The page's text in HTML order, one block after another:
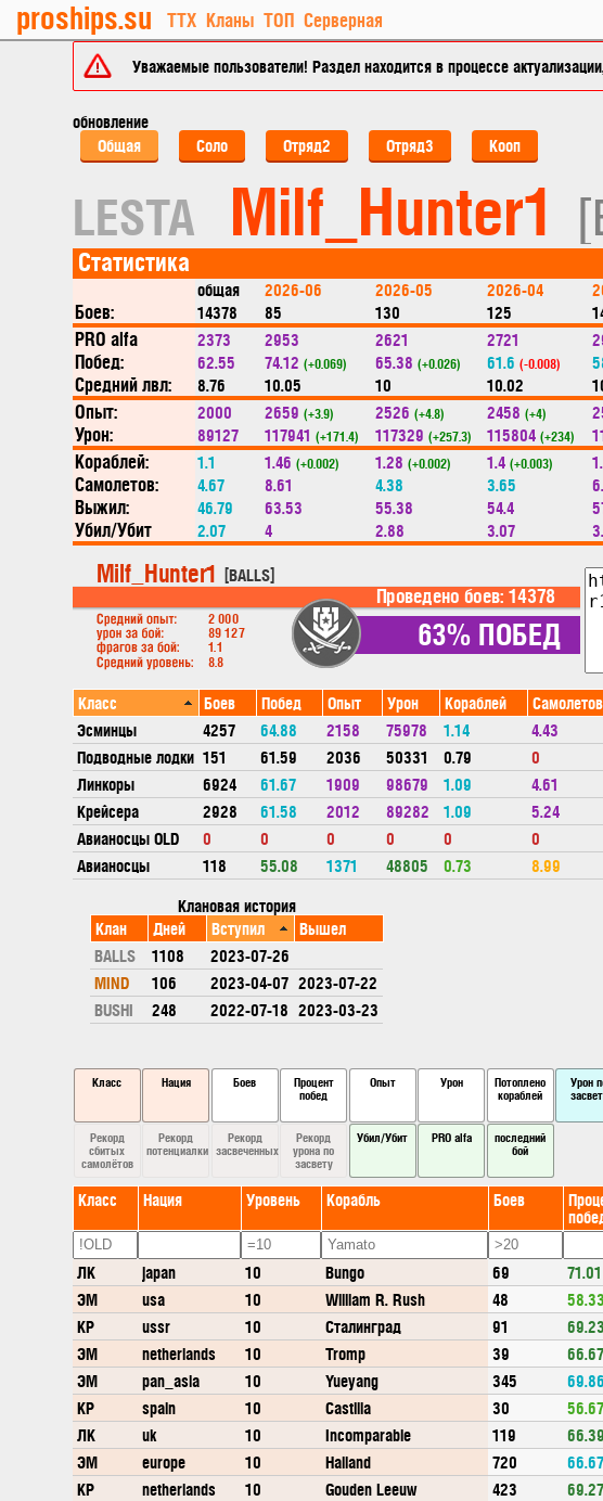
proships.su ТТХ Кланы ТОП Серверная
Уважаемые пользователи! Раздел находится в процессе
обновление
Общая
Соло Отряд2 Отряд3 Кооп
LESTA Milf_Hunter1
Статистика
общая 2026-06 2026-05 2026-04
Боев: 14378 85 130 125
PRO alfa 2373 2953 2621 2721
Побед: 62.55 74.12 (+0.069) 65.38 (+0.026) 61.6 (-0.008)
Средний лвл: 8.76 10.05 10 10.02
Опыт: 2000 2659 (+3.9) 2526 (+4.8) 2458 (+4)
Урон: 89127 117941 (+171.4) 117329 (+257.3) 115804 (+234)
Кораблей: 1.1 1.46 (+0.002) 1.28 (+0.002) 1.4 (+0.003)
Самолетов: 4.67 8.61 4.38 3.65
Выжил: 46.79 63.53 55.38 54.4
Убил/Убит 2.07 4 2.88 3.07
Класс Боев Побед Опыт Урон Кораблей Самолетов
Эсминцы
4257 64.88 2158 75978 1.14 4.43
Подводные лодки 151 61.59 2036 50331 0.79 0
Линкоры
6924 61.67 1909 98679 1.09 4.61
Крейсера
2928 61.58 2012 89282 1.09 5.24
Авианосцы OLD
0 0 0 0 0 0
Авианосцы
118 55.08 1371 48805 0.73 8.99
Клановая история
Клан
Дней Вступил
Вышел
BALLS
1108
2023-07-26
MIND
106 2023-04-07 2023-07-22
BUSHI
248 2022-07-18 2023-03-23
Класс Нация Боев
Процент
побед
Опыт Урон
Потоплено
кораблей
Урон
Рекорд
сбитых
самолётов
Рекорд
потенциалки
Рекорд
засвеченных
Рекорд
урона по
засвету
Убил/Убит PRO alfa
последний
бой
Класс Нация Уровень Корабль Боев
ЛК japan 10 Bungo 69 71.01
ЭМ
usa 10 William R. Rush 48 58.33
КР
ussr 10 Сталинград 91 69.23
ЭМ
netherlands 10 Tromp 39 66.67
ЭМ
pan_asia 10 Yueyang 345 69.86
КР
spain 10 Castilla 30 56.67
ЛК
uk 10 Incomparable 119 66.39
ЭМ
europe 10 Halland 720 66.67
КР
netherlands 10 Gouden Leeuw 423 69.27